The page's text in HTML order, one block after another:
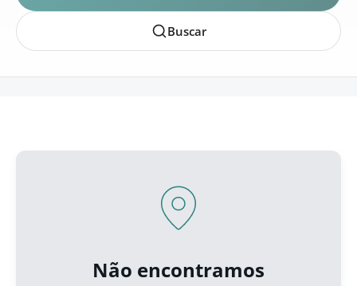
Buscar
Não encontramos